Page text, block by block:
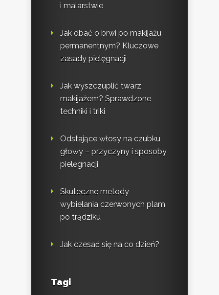
i malarstwie
Jak dbać o brwi po makijażu
permanentnym? Kluczowe
zasady pielęgnacji
Jak wyszczuplić twarz
makijażem? Sprawdzone
techniki i triki
Odstające włosy na czubku
głowy – przyczyny i sposoby
pielęgnacji
Skuteczne metody
wybielania czerwonych plam
po trądziku
Jak czesać się na co dzień?
Tagi